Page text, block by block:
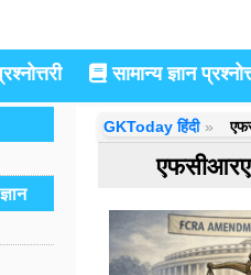
सामान्य ज्ञान
GKToday हिंदी
एफसीआरए